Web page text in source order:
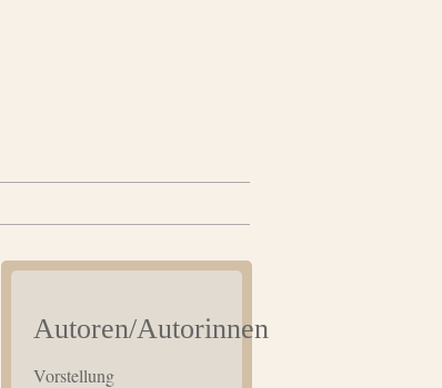
Autoren/Autorinnen
Vorstellung